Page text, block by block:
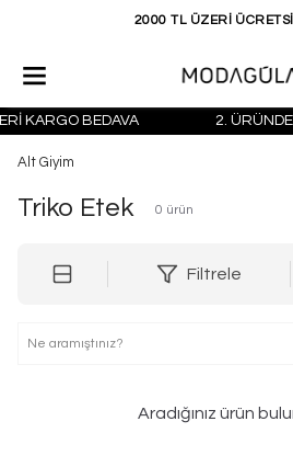
2000 TL ÜZERİ
KARGO BEDAVA 2.
Alt Giyim
Triko Etek 0 ürün
Filtrele
Aradığınız ürün